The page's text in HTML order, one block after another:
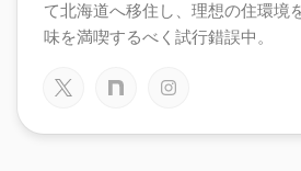
て北海道へ移住し、理想の住環境
味を満喫するべく試行錯誤中。